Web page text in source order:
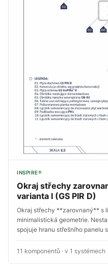
INSPIRE®
Okraj střechy
varianta I (GS PIR D)
Okraj střechy **zarovnaný** s
minimalistická geometrie.
spojuje hranu střešního panelu
11 komponentů · v 1 systémech